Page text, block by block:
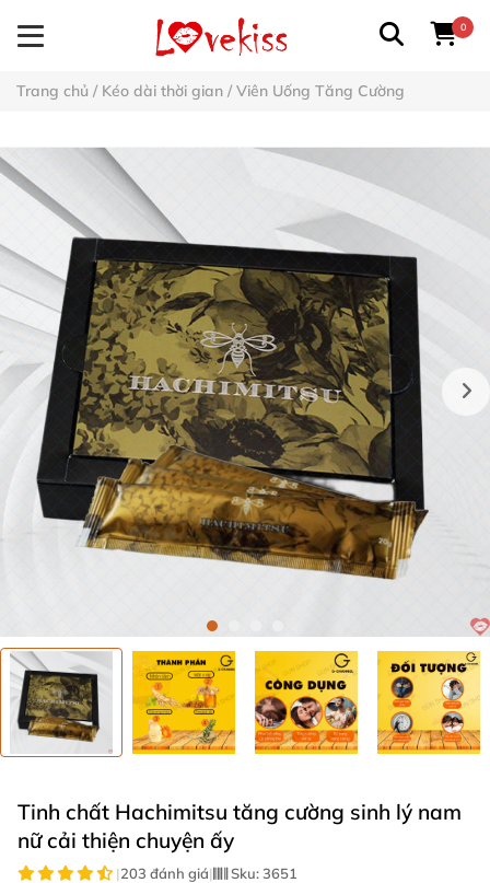
0
Trang chủ / Kéo dài thời gian / Viên Uống Tăng Cường
Tinh chất Hachimitsu tăng cường sinh lý nam
nữ cải thiện chuyện ấy
|203 đánh giá| Sku:3651